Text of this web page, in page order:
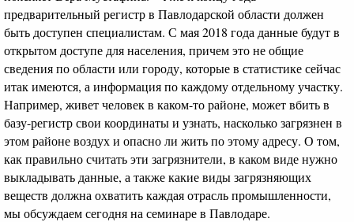
предварительный регистр в Павлодарской области должен
быть доступен специалистам. С мая 2018 года данные будут в
открытом доступе для населения, причем это не общие
сведения по области или городу, которые в статистике сейчас
итак имеются, а информация по каждому отдельному участку.
Например, живет человек в каком-то районе, может вбить в
базу-регистр свои координаты и узнать, насколько загрязнен в
этом районе воздух и опасно ли жить по этому адресу. О том,
как правильно считать эти загрязнители, в каком виде нужно
выкладывать данные, а также какие виды загрязняющих
веществ должна охватить каждая отрасль промышленности,
мы обсуждаем сегодня на семинаре в Павлодаре.